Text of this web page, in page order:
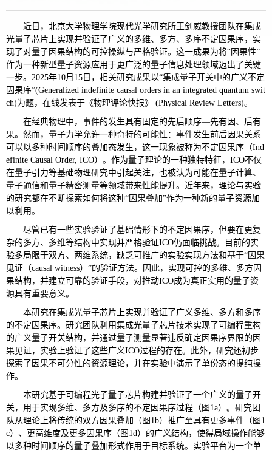
近日，北京大学物理学院现代光学研究所王剑威教授团队在集成
光量子芯片上实现并验证了广义的多维、多方、多序不定因果序，实
现了对量子因果结构的可控操纵与严格验证。这一成果为将“因果性”
作为一种新型量子资源应用于更广泛的量子信息处理领域迈出了关键
一步。2025年10月15日，相关研究成果以“集成量子开关中的广义不定
因果序”(Generalized indefinite causal orders in an integrated quantum swit
ch)为题，在线发表于《物理评论快报》 (Physical Review Letters)。
在经典物理中，事件的发生具有固定的先后顺序—先有因、后有
果。然而，量子力学允许一种奇特的可能性：事件发生前后因果关系
可以以多种时间顺序的叠加态发生，这一现象被称为不定因果序（Ind
efinite Causal Order, ICO）。作为量子理论的一种独特特征，ICO不仅
在量子引力等基础物理研究中引起关注，也被认为可能在量子计算、
量子通信和量子精密测量等领域带来性能提升。近年来，理论与实验
的研究都在不断探索如何将这种“因果叠加”作为一种新的量子资源加
以利用。
尽管已有一些实验验证了基础情形下的不定因果序，但要在更复
杂的多方、多维等结构中实现并严格验证ICO仍面临挑战。目前的实
验多局限于双方、两维系统，缺乏可推广的实验实现方法和基于“因果
见证（causal witness）”的验证方法。因此，实现可控的多维、多方因
果结构，并建立可靠的验证手段，对推动ICO成为真正实用的量子资
源具有重要意义。
本研究在集成光量子芯片上实现并验证了广义多维、多方和多序
的不定因果序。研究团队利用集成光量子芯片技术实现了可编程重构
的广义量子开关结构，并通过量子测量显著违反确定因果序界限的因
果见证，实验上验证了这些广义ICO过程的存在。此外，研究还初步
探索了因果不可分性的资源理论，并在实验中演示了单份态的提纯操
作。
本研究基于可编程光子量子芯片构建并验证了一个广义的量子开
关，用于实现多维、多方及多序的不定因果序过程（图1a）。研究团
队从理论上将传统的双方因果叠加（图1b）推广至具有更多事件（图1
c）、更高维度及更多因果序（图1d）的广义结构，使得局域操作能够
以多种时间顺序的量子叠加形式作用于目标系统。实验平台为一个单